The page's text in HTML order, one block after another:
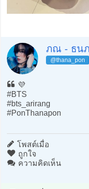
ภณ - ธน
@thana_pon
💜
#BTS
#bts_arirang
#PonThanapon
โพสต์เมื่อ
ถูกใจ
ความคิดเห็น